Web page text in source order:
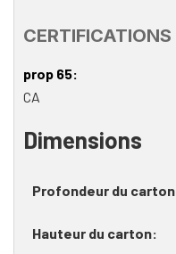
CERTIFICATIONS
prop 65
CA
Dimensions
Profondeur du carton
Hauteur du carton